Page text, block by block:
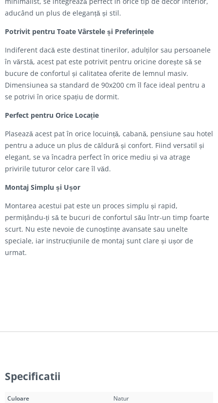
aducând un plus de eleganță și stil.
Potrivit pentru Toate Vârstele și Preferințele
Indiferent dacă este destinat tinerilor, adulților sau persoanele
în vărstă, acest pat este potrivit pentru oricine dorește să se
bucure de confortul și calitatea oferite de lemnul masiv.
Dimensiunea sa standard de 90x200 cm îl face ideal pentru a
se potrivi în orice spațiu de dormit.
Perfect pentru Orice Locație
Plasează acest pat în orice locuință, cabană, pensiune sau hotel
pentru a aduce un plus de căldură și confort. Fiind versatil și
elegant, se va încadra perfect în orice mediu și va atrage
privirile tuturor celor care îl văd.
Montaj Simplu și Ușor
Montarea acestui pat este un proces simplu și rapid,
permițându-ți să te bucuri de confortul său într-un timp foarte
scurt. Nu este nevoie de cunoștințe avansate sau unelte
speciale, iar instrucțiunile de montaj sunt clare și ușor de
urmat.
Specificatii
Culoare
Natur